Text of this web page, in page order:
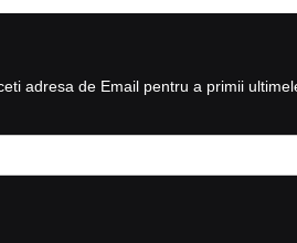
adresa de Email pentru a primii